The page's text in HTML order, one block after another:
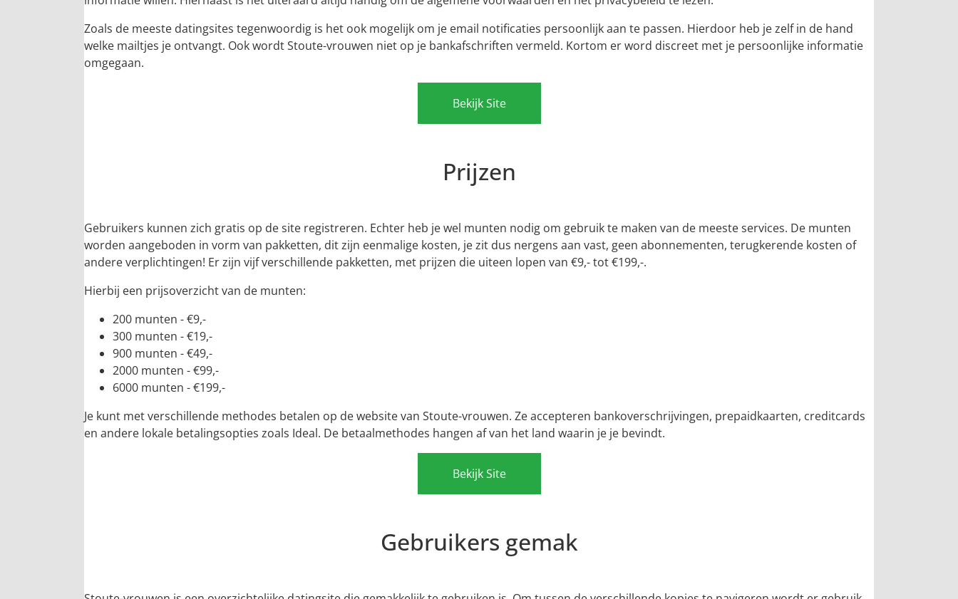
Zoals de meeste datingsites tegenwoordig is het ook mogelijk om je email notificaties persoonlijk aan te passen. Hierdoor heb je zelf in de hand
welke mailtjes je ontvangt. Ook wordt Stoute-vrouwen niet op je bankafschriften vermeld. Kortom er word discreet met je persoonlijke informatie
omgegaan.
Bekijk Site
Prijzen
Gebruikers kunnen zich gratis op de site registreren. Echter heb je wel munten nodig om gebruik te maken van de meeste services. De munten
worden aangeboden in vorm van pakketten, dit zijn eenmalige kosten, je zit dus nergens aan vast, geen abonnementen, terugkerende kosten of
andere verplichtingen! Er zijn vijf verschillende pakketten, met prijzen die uiteen lopen van €9,- tot €199,-.
Hierbij een prijsoverzicht van de munten:
200 munten - €9,-
300 munten - €19,-
900 munten - €49,-
2000 munten - €99,-
6000 munten - €199,-
Je kunt met verschillende methodes betalen op de website van Stoute-vrouwen. Ze accepteren bankoverschrijvingen, prepaidkaarten, creditcards
en andere lokale betalingsopties zoals Ideal. De betaalmethodes hangen af van het land waarin je je bevindt.
Bekijk Site
Gebruikers gemak